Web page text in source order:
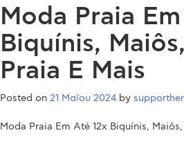
Moda Praia
Biquínis,
Praia E Mais
Posted on 21 Μαΐου 2024 by
Moda Praia Em Até 12x Biquínis,